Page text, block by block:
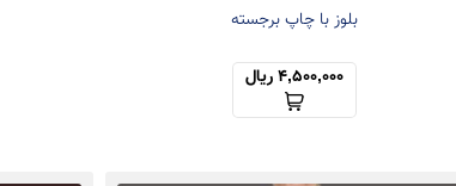
بلوز با چاپ برجسته
4,500,000 ریال